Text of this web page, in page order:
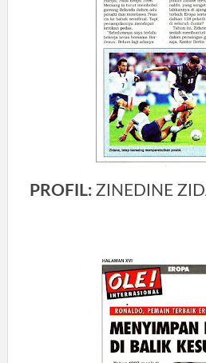
PROFIL: ZINEDINE